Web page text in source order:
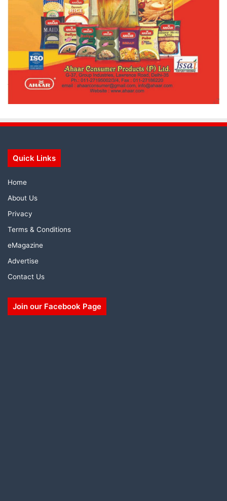
Quick Links
Home
About Us
Privacy
Terms & Conditions
eMagazine
Advertise
Contact Us
Join our Facebook Page